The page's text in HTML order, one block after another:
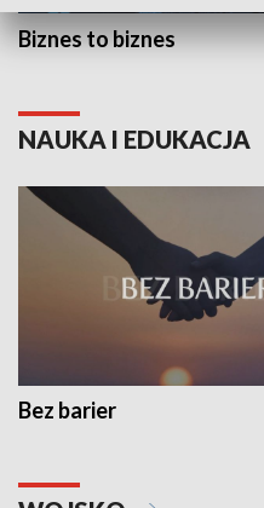
Biznes to biznes
NAUKA I EDUKACJA
Bez barier